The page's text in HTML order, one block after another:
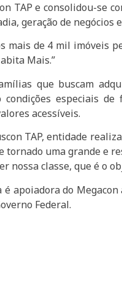
TAP e consolidou-se
geração de negócios
de 4 mil imóveis
Mais.”
que buscam
especiais
acessíveis.
TAP, entidade
tornado uma grande e
nossa classe, que é o
apoiadora do
Federal.